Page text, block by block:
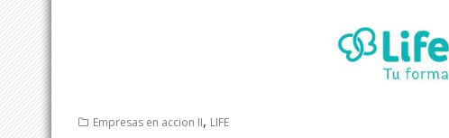
Empresas en accion II, LIFE